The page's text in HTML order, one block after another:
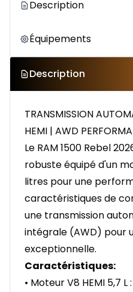
Description
Équipements
Description
TRANSMISSION
HEMI | AWD
Le RAM 1500 Rebel
robuste équipé d'un
litres pour une
caractéristiques de
une transmission
intégrale (AWD) pour
exceptionnelle.
Caractéristiques:
• Moteur V8 HEMI 5,7